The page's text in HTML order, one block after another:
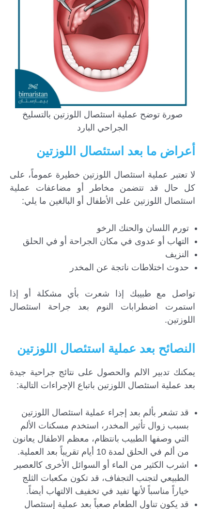
صورة توضح عملية استئصال اللوزتين بالتسليخ
الجراحي البارد
أعراض ما بعد استئصال اللوزتين
لا تعتبر عملية استئصال اللوزتين خطيرة عموماً، على
كل حال قد تتضمن مخاطر أو مضاعفات عملية
استئصال اللوزتين على الأطفال أو البالغين ما يلي:
تورم اللسان والحنك الرخو
التهاب أو عدوى في مكان الجراحة أو في الحلق
النزيف
حدوث اختلاطات ناتجة عن المخدر
تواصل مع طبيبك إذا شعرت بأي مشكلة أو إذا
استمرت اضطرابات النوم بعد جراحة استئصال
اللوزتين.
النصائح بعد عملية استئصال اللوزتين
يمكنك تدبير الالم والحصول على نتائج جراحية جيدة
بعد عملية استئصال اللوزتين باتباع الإجراءات التالية:
قد تشعر بألم بعد إجراء عملية استئصال اللوزتين
بسبب زوال تأثير المخدر، استخدم مسكنات الألم
التي وصفها الطبيب بانتظام، معظم الاطفال يعانون
من ألم في الحلق لمدة 10 أيام تقريباً بعد العملية.
اشرب الكثير من الماء أو السوائل الأخرى كالعصير
الطبيعي لتجنب التجفاف، قد تكون مكعبات الثلج
خياراً مناسباً لأنها تفيد في تخفيف الالتهاب أيضاً.
قد يكون تناول الطعام صعباً بعد عملية إستئصال